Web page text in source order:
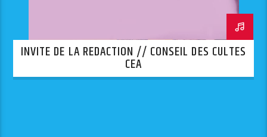
INVITE DE LA REDACTION // CONSEIL DES CULTES
CEA